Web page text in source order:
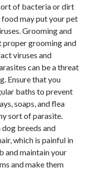
of bacteria or dirt
may put your pet
Grooming and
proper grooming and
viruses and
can be a threat
Ensure that you
baths to prevent
soaps, and flea
sort of parasite.
breeds and
which is painful in
and maintain your
and make them